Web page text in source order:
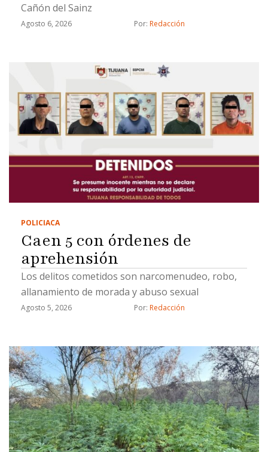
Cañón del Sainz
Agosto 6, 2026 Por: Redacción
POLICIACA
Caen 5 con órdenes de
aprehensión
Los delitos cometidos son narcomenudeo, robo,
allanamiento de morada y abuso sexual
Agosto 5, 2026 Por: Redacción